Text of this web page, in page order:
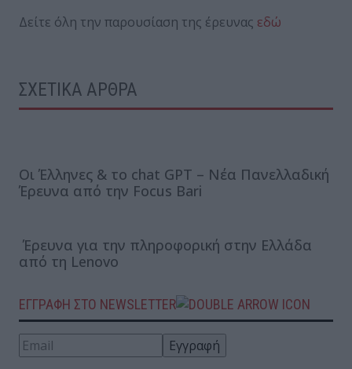
Δείτε όλη την παρουσίαση της έρευνας εδώ
ΣΧΕΤΙΚΑ ΑΡΘΡΑ
Οι Έλληνες & το chat GPT – Νέα Πανελλαδική
Έρευνα από την Focus Bari
Έρευνα για την πληροφορική στην Ελλάδα
από τη Lenovo
ΕΓΓΡΑΦΗ ΣΤΟ NEWSLETTER